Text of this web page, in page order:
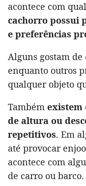
acontece com
cachorro possui
e preferências
Alguns gostam
enquanto outros
qualquer objeto
Também existem
de altura ou
repetitivos. Em
até provocar
acontece com
de carro ou barco.